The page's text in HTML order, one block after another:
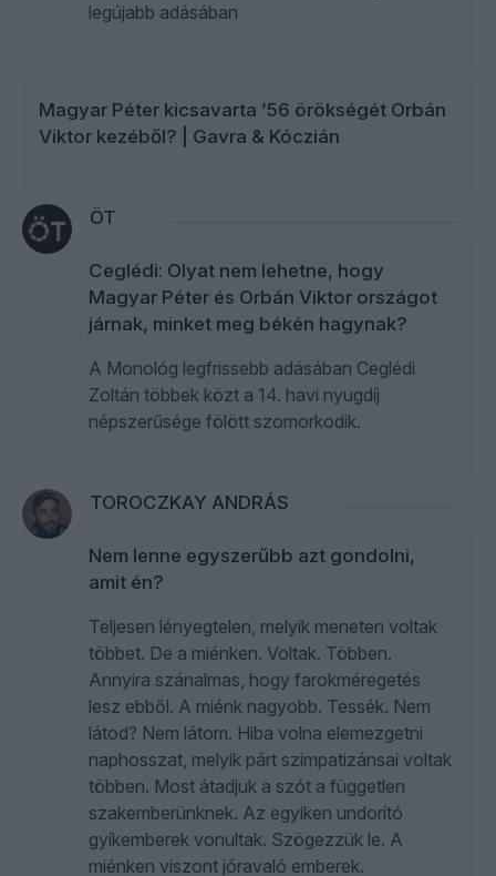
legújabb adásában
Magyar Péter kicsavarta ’56 örökségét Orbán
Viktor kezéből? | Gavra & Kóczián
ÖT
Ceglédi: Olyat nem lehetne, hogy
Magyar Péter és Orbán Viktor országot
járnak, minket meg békén hagynak?
A Monológ legfrissebb adásában Ceglédi
Zoltán többek közt a 14. havi nyugdíj
népszerűsége fölött szomorkodik.
TOROCZKAY ANDRÁS
Nem lenne egyszerűbb azt gondolni,
amit én?
Teljesen lényegtelen, melyik meneten voltak
többet. De a miénken. Voltak. Többen.
Annyira szánalmas, hogy farokméregetés
lesz ebből. A miénk nagyobb. Tessék. Nem
látod? Nem látom. Hiba volna elemezgetni
naphosszat, melyik párt szimpatizánsai voltak
többen. Most átadjuk a szót a független
szakemberünknek. Az egyiken undorító
gyíkemberek vonultak. Szögezzük le. A
miénken viszont jóravaló emberek.